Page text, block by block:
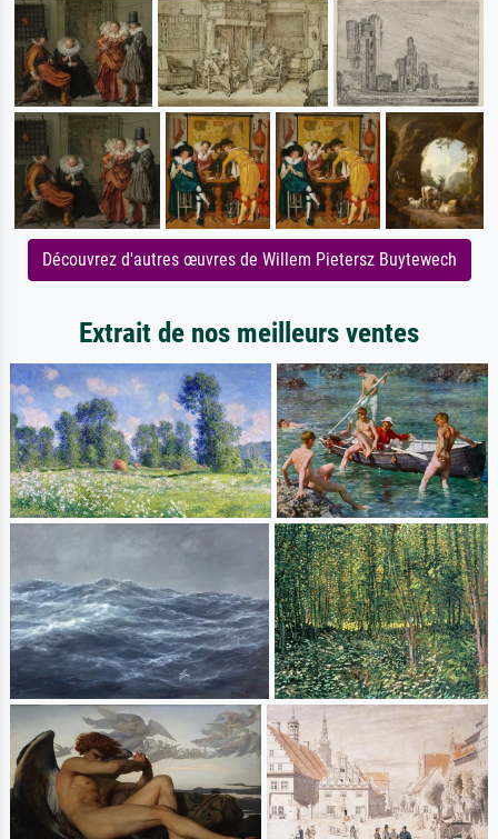
Découvrez d'autres œuvres de Willem Pietersz Buytewech
Extrait de nos meilleurs ventes